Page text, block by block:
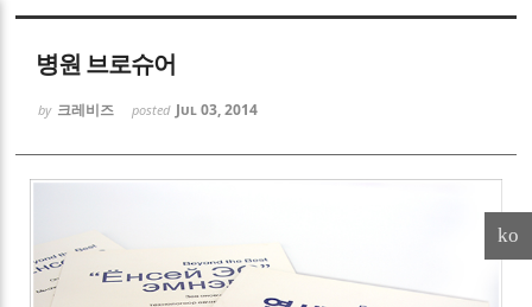
병원 브로슈어
by 크레비즈 posted Jul 03, 2014
ko
Sketchbook5, 스케치북5
Sketchbook5, 스케치북5